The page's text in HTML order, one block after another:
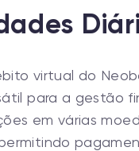
virtual do
para a gestão
em várias